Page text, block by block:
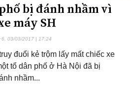
bị đánh nhầm vì
máy SH
6, 03/03/2017 | 17:24
đuổi kẻ trộm lấy mất chiếc xe
tổ dân phố ở Hà Nội đã bị
nhầm...